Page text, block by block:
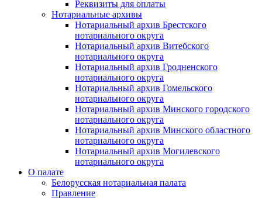
Реквизиты для оплаты
Нотариальные архивы
Нотариальный архив Брестского
нотариального округа
Нотариальный архив Витебского
нотариального округа
Нотариальный архив Гродненского
нотариального округа
Нотариальный архив Гомельского
нотариального округа
Нотариальный архив Минского городского
нотариального округа
Нотариальный архив Минского областного
нотариального округа
Нотариальный архив Могилевского
нотариального округа
О палате
Белорусская нотариальная палата
Правление